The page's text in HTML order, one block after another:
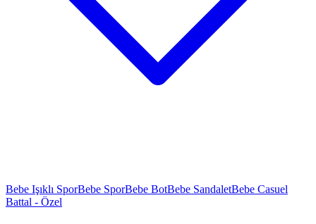
Bebe Işıklı SporBebe SporBebe BotBebe SandaletBebe Casuel
Battal - Özel